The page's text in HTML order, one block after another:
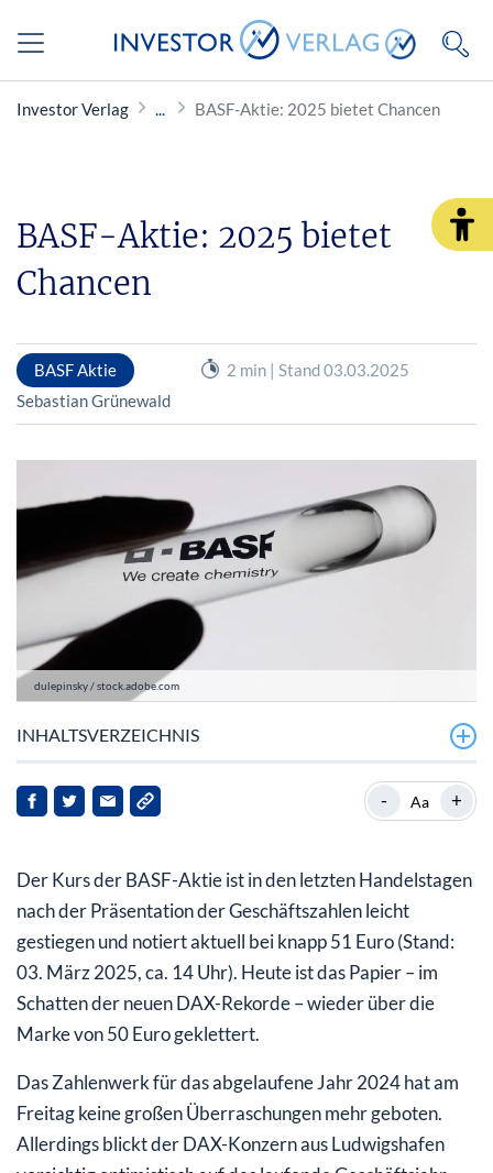
Investor Verlag BASF-Aktie: 2025 bietet Chancen
BASF-Aktie: 2025 bietet
Chancen
BASF Aktie
2 min | Stand 03.03.2025
Sebastian Grünewald
dulepinsky / stock.adobe.com
INHALTSVERZEICHNIS
BASF plant höheres bereinigtes EBITDA in 2025
- Aa +
Der Kurs der BASF-Aktie ist in den letzten Handelstagen
nach der Präsentation der Geschäftszahlen leicht
gestiegen und notiert aktuell bei knapp 51 Euro (Stand:
03. März 2025, ca. 14 Uhr). Heute ist das Papier – im
Schatten der neuen DAX-Rekorde – wieder über die
Marke von 50 Euro geklettert.
Das Zahlenwerk für das abgelaufene Jahr 2024 hat am
Freitag keine großen Überraschungen mehr geboten.
Allerdings blickt der DAX-Konzern aus Ludwigshafen